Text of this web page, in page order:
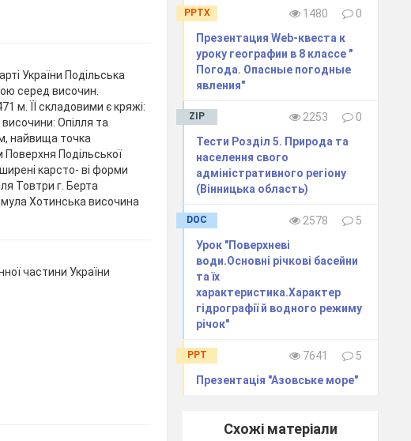
України Подільська
серед височин.
м. ЇЇ складовими є кряжі:
Опілля та
найвища точка
Поверхня Подільської
карсто- ві форми
Товтри г. Берта
Хотинська височина
частини України
PPTX 1480
0
Презентация Web-квеста к
уроку географии в 8 классе "
Погода. Опасные погодные
явления"
ZIP 2253
0
Тести Розділ 5. Природа та
населення свого
адміністративного регіону
(Вінницька область)
DOC 2578
5
Урок "Поверхневі
води.Основні річкові басейни
та їх
характеристика.Характер
гідрографії й водного режиму
річок"
PPT 7641
5
Презентація "Азовське море"
Схожі матеріали